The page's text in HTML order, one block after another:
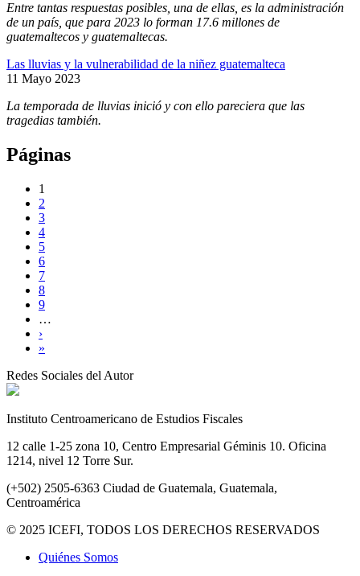
Entre tantas respuestas posibles, una de ellas, es la administración
de un país, que para 2023 lo forman 17.6 millones de
guatemaltecos y guatemaltecas.
Las lluvias y la vulnerabilidad de la niñez guatemalteca
11 Mayo 2023
La temporada de lluvias inició y con ello pareciera que las
tragedias también.
Páginas
1
2
3
4
5
6
7
8
9
…
›
»
Redes Sociales del Autor
Instituto Centroamericano de Estudios Fiscales
12 calle 1-25 zona 10, Centro Empresarial Géminis 10. Oficina
1214, nivel 12 Torre Sur.
(+502) 2505-6363 Ciudad de Guatemala, Guatemala,
Centroamérica
© 2025 ICEFI, TODOS LOS DERECHOS RESERVADOS
Quiénes Somos